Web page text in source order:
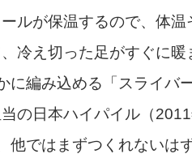
ルが保温するので、体温
冷え切った足がすぐに暖
編み込める「スライバ
の日本ハイパイル（
他ではまずつくれないはず